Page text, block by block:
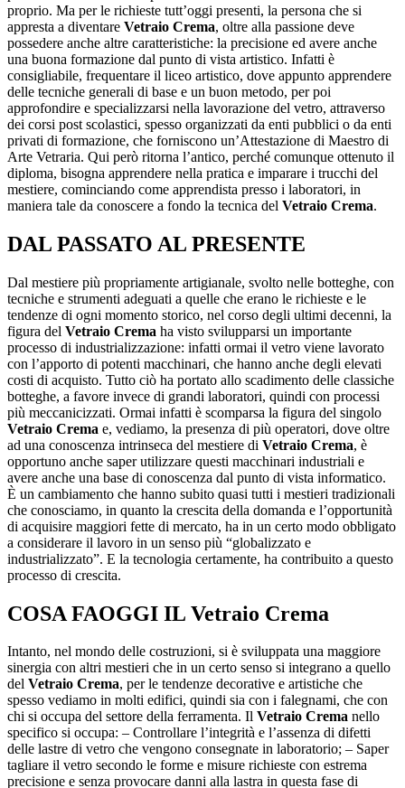
proprio. Ma per le richieste tutt’oggi presenti, la persona che si
appresta a diventare Vetraio Crema, oltre alla passione deve
possedere anche altre caratteristiche: la precisione ed avere anche
una buona formazione dal punto di vista artistico. Infatti è
consigliabile, frequentare il liceo artistico, dove appunto apprendere
delle tecniche generali di base e un buon metodo, per poi
approfondire e specializzarsi nella lavorazione del vetro, attraverso
dei corsi post scolastici, spesso organizzati da enti pubblici o da enti
privati di formazione, che forniscono un’Attestazione di Maestro di
Arte Vetraria. Qui però ritorna l’antico, perché comunque ottenuto il
diploma, bisogna apprendere nella pratica e imparare i trucchi del
mestiere, cominciando come apprendista presso i laboratori, in
maniera tale da conoscere a fondo la tecnica del Vetraio Crema.
DAL PASSATO AL PRESENTE
Dal mestiere più propriamente artigianale, svolto nelle botteghe, con
tecniche e strumenti adeguati a quelle che erano le richieste e le
tendenze di ogni momento storico, nel corso degli ultimi decenni, la
figura del Vetraio Crema ha visto svilupparsi un importante
processo di industrializzazione: infatti ormai il vetro viene lavorato
con l’apporto di potenti macchinari, che hanno anche degli elevati
costi di acquisto. Tutto ciò ha portato allo scadimento delle classiche
botteghe, a favore invece di grandi laboratori, quindi con processi
più meccanicizzati. Ormai infatti è scomparsa la figura del singolo
Vetraio Crema e, vediamo, la presenza di più operatori, dove oltre
ad una conoscenza intrinseca del mestiere di Vetraio Crema, è
opportuno anche saper utilizzare questi macchinari industriali e
avere anche una base di conoscenza dal punto di vista informatico.
È un cambiamento che hanno subito quasi tutti i mestieri tradizionali
che conosciamo, in quanto la crescita della domanda e l’opportunità
di acquisire maggiori fette di mercato, ha in un certo modo obbligato
a considerare il lavoro in un senso più “globalizzato e
industrializzato”. E la tecnologia certamente, ha contribuito a questo
processo di crescita.
COSA FAOGGI IL Vetraio Crema
Intanto, nel mondo delle costruzioni, si è sviluppata una maggiore
sinergia con altri mestieri che in un certo senso si integrano a quello
del Vetraio Crema, per le tendenze decorative e artistiche che
spesso vediamo in molti edifici, quindi sia con i falegnami, che con
chi si occupa del settore della ferramenta. Il Vetraio Crema nello
specifico si occupa: – Controllare l’integrità e l’assenza di difetti
delle lastre di vetro che vengono consegnate in laboratorio; – Saper
tagliare il vetro secondo le forme e misure richieste con estrema
precisione e senza provocare danni alla lastra in questa fase di